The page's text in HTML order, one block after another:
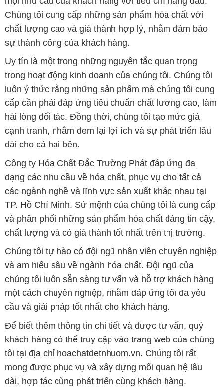
Chúng tôi cung cấp những sản phẩm hóa chất với
chất lượng cao và giá thành hợp lý, nhằm đảm bảo
sự thành công của khách hàng.
Uy tín là một trong những nguyên tắc quan trọng
trong hoạt động kinh doanh của chúng tôi. Chúng tôi
luôn ý thức rằng những sản phẩm mà chúng tôi cung
cấp cần phải đáp ứng tiêu chuẩn chất lượng cao, làm
hài lòng đối tác. Đồng thời, chúng tôi tạo mức giá
cạnh tranh, nhằm đem lại lợi ích và sự phát triển lâu
dài cho cả hai bên.
Công ty Hóa Chất Đắc Trường Phát đáp ứng đa
dạng các nhu cầu về hóa chất, phục vụ cho tất cả
các ngành nghề và lĩnh vực sản xuất khác nhau tại
TP. Hồ Chí Minh. Sứ mệnh của chúng tôi là cung cấp
và phân phối những sản phẩm hóa chất đáng tin cậy,
chất lượng và có giá thành tốt nhất trên thị trường.
Chúng tôi tự hào có đội ngũ nhân viên chuyên nghiệp
và am hiểu sâu về ngành hóa chất. Đội ngũ của
chúng tôi luôn sẵn sàng tư vấn và hỗ trợ khách hàng
một cách chuyên nghiệp, nhằm đáp ứng tối đa yêu
cầu và giải pháp tốt nhất cho khách hàng.
Để biết thêm thông tin chi tiết và được tư vấn, quý
khách hàng có thể truy cập vào trang web của chúng
tôi tại địa chỉ hoachatdetnhuom.vn. Chúng tôi rất
mong được phục vụ và xây dựng mối quan hệ lâu
dài, hợp tác cùng phát triển cùng khách hàng.